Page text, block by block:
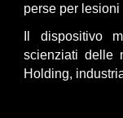
perse per lesioni
Il dispositivo
scienziati delle
Holding,